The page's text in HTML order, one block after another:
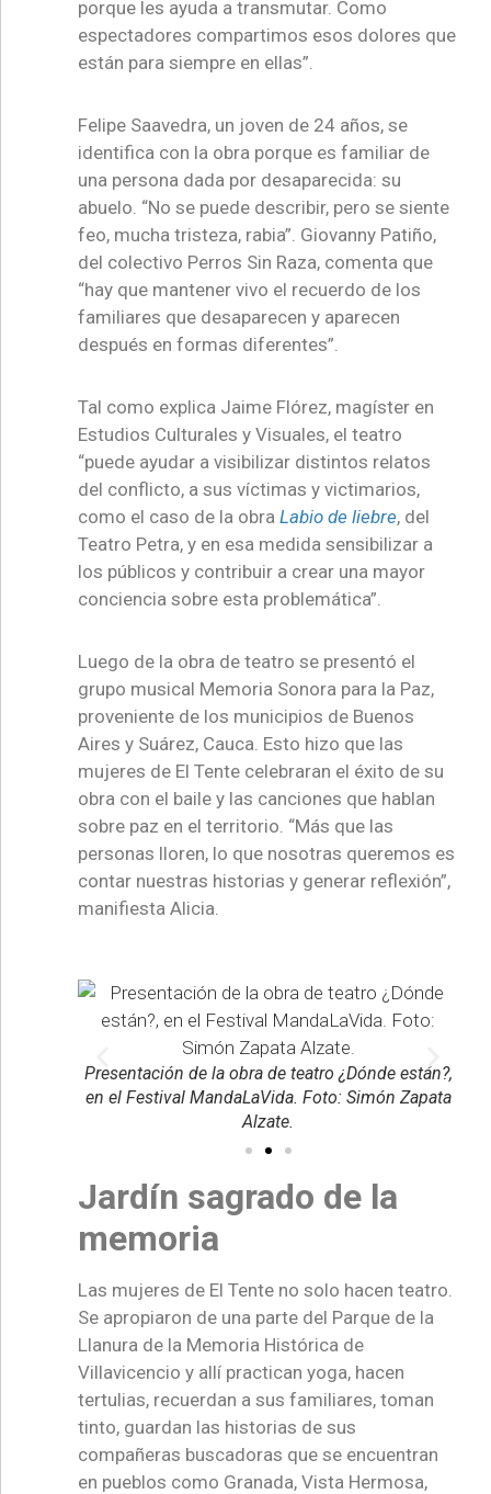
porque les ayuda a transmutar. Como
espectadores compartimos esos dolores que
están para siempre en ellas”.
Felipe Saavedra, un joven de 24 años, se
identifica con la obra porque es familiar de
una persona dada por desaparecida: su
abuelo. “No se puede describir, pero se siente
feo, mucha tristeza, rabia”. Giovanny Patiño,
del colectivo Perros Sin Raza, comenta que
“hay que mantener vivo el recuerdo de los
familiares que desaparecen y aparecen
después en formas diferentes”.
Tal como explica Jaime Flórez, magíster en
Estudios Culturales y Visuales, el teatro
“puede ayudar a visibilizar distintos relatos
del conflicto, a sus víctimas y victimarios,
como el caso de la obra Labio de liebre, del
Teatro Petra, y en esa medida sensibilizar a
los públicos y contribuir a crear una mayor
conciencia sobre esta problemática”.
Luego de la obra de teatro se presentó el
grupo musical Memoria Sonora para la Paz,
proveniente de los municipios de Buenos
Aires y Suárez, Cauca. Esto hizo que las
mujeres de El Tente celebraran el éxito de su
obra con el baile y las canciones que hablan
sobre paz en el territorio. “Más que las
personas lloren, lo que nosotras queremos es
contar nuestras historias y generar reflexión”,
manifiesta Alicia.
Presentación de la obra de teatro ¿Dónde están?,
en el Festival MandaLaVida. Foto: Simón Zapata
Alzate.
Jardín sagrado de la
memoria
Las mujeres de El Tente no solo hacen teatro.
Se apropiaron de una parte del Parque de la
Llanura de la Memoria Histórica de
Villavicencio y allí practican yoga, hacen
tertulias, recuerdan a sus familiares, toman
tinto, guardan las historias de sus
compañeras buscadoras que se encuentran
en pueblos como Granada, Vista Hermosa,